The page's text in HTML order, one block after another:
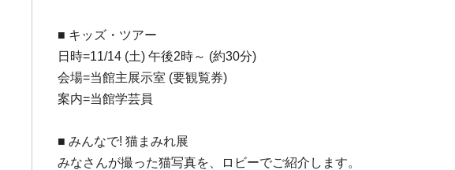
■ キッズ・ツアー
日時=11/14 (土) 午後2時～ (約30分)
会場=当館主展示室 (要観覧券)
案内=当館学芸員
■ みんなで! 猫まみれ展
みなさんが撮った猫写真を、ロビーでご紹介します。